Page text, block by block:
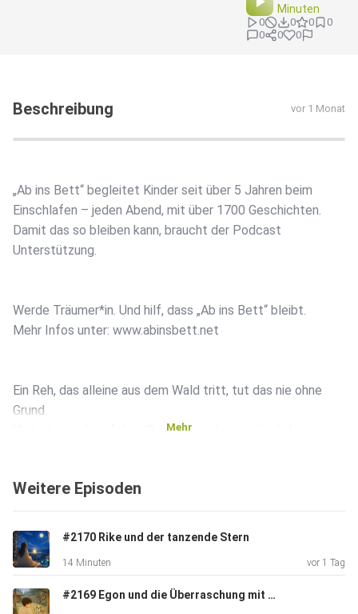
Minuten
0 0 0
0
0
0 0
Beschreibung vor 1 Monat
„Ab ins Bett“ begleitet Kinder seit über 5 Jahren beim
Einschlafen – jeden Abend, mit über 1700 Geschichten.
Damit das so bleiben kann, braucht der Podcast
Unterstützung.
Werde Träumer*in. Und hilf, dass „Ab ins Bett“ bleibt.
Mehr Infos unter: www.abinsbett.net
Ein Reh, das alleine aus dem Wald tritt, tut das nie ohne
Grund.
Violetta spielt auf dem Spielplatz, als sie plötzlich etwas
direkt
beiden
wartet, das erzählt diese Gute-Nacht-Geschichte.
Mehr
Weitere Episoden
#2170 Rike und der tanzende Stern
14 Minuten vor 1 Tag
#2169 Egon und die Überraschung mit der Stupsnase